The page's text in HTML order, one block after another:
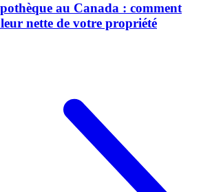
au Canada : comment
nette de votre propriété